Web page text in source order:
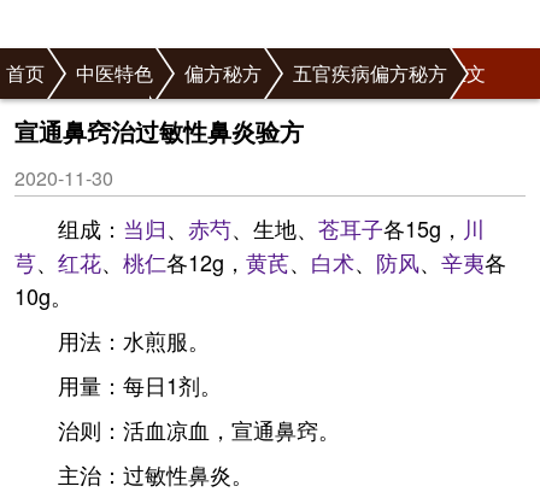
首页 中医特色 偏方秘方
五官疾病偏方秘方
鼻病偏方秘方
正文
宣通鼻窍治过敏性鼻炎验方
2020-11-30
组成： 当归、 赤芍、生地、 苍耳子各15g， 川
芎、 红花、 桃仁各12g， 黄芪、 白术、 防风、 辛夷各
10g。
用法：水煎服。
用量：每日1剂。
治则：活血凉血，宣通鼻窍。
主治：过敏性鼻炎。